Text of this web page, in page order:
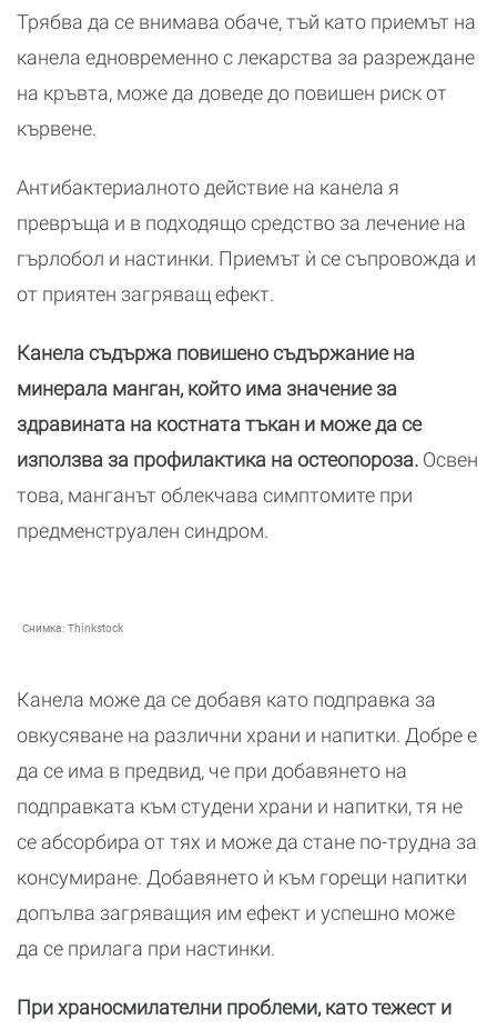
Трябва да се внимава обаче, тъй като приемът на
канела едновременно с лекарства за разреждане
на кръвта, може да доведе до повишен риск от
кървене.
Антибактериалното действие на канела я
превръща и в подходящо средство за лечение на
гърлобол и настинки. Приемът ѝ се съпровожда и
от приятен загряващ ефект.
Канела съдържа повишено съдържание на
минерала манган, който има значение за
здравината на костната тъкан и може да се
използва за профилактика на остеопороза. Освен
това, манганът облекчава симптомите при
предменструален синдром.
Снимка: Thinkstock
Канела може да се добавя като подправка за
овкусяване на различни храни и напитки. Добре е
да се има в предвид, че при добавянето на
подправката към студени храни и напитки, тя не
се абсорбира от тях и може да стане по-трудна за
консумиране. Добавянето ѝ към горещи напитки
допълва загряващия им ефект и успешно може
да се прилага при настинки.
При храносмилателни проблеми, като тежест и